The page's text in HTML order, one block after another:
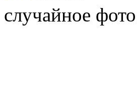
случайное фото